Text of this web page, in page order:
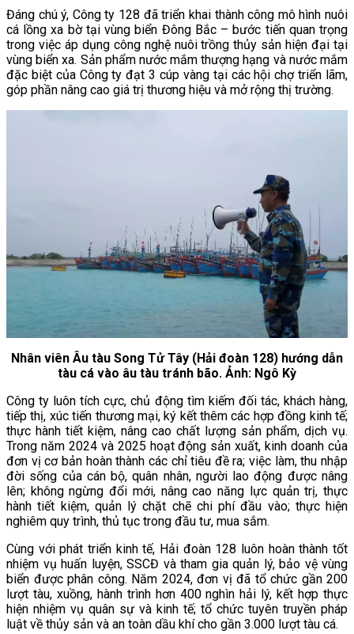
Đáng chú ý, Công ty 128 đã triển khai thành công mô hình nuôi
cá lồng xa bờ tại vùng biển Đông Bắc – bước tiến quan trọng
trong việc áp dụng công nghệ nuôi trồng thủy sản hiện đại tại
vùng biển xa. Sản phẩm nước mắm thượng hạng và nước mắm
đặc biệt của Công ty đạt 3 cúp vàng tại các hội chợ triển lãm,
góp phần nâng cao giá trị thương hiệu và mở rộng thị trường.
Nhân viên Âu tàu Song Tử Tây (Hải đoàn 128) hướng dẫn
tàu cá vào âu tàu tránh bão. Ảnh: Ngô Kỳ
Công ty luôn tích cực, chủ động tìm kiếm đối tác, khách hàng,
tiếp thị, xúc tiến thương mại, ký kết thêm các hợp đồng kinh tế;
thực hành tiết kiệm, nâng cao chất lượng sản phẩm, dịch vụ.
Trong năm 2024 và 2025 hoạt động sản xuất, kinh doanh của
đơn vị cơ bản hoàn thành các chỉ tiêu đề ra; việc làm, thu nhập
đời sống của cán bộ, quân nhân, người lao động được nâng
lên; không ngừng đổi mới, nâng cao năng lực quản trị, thực
hành tiết kiệm, quản lý chặt chẽ chi phí đầu vào; thực hiện
nghiêm quy trình, thủ tục trong đầu tư, mua sắm.
Cùng với phát triển kinh tế, Hải đoàn 128 luôn hoàn thành tốt
nhiệm vụ huấn luyện, SSCĐ và tham gia quản lý, bảo vệ vùng
biển được phân công. Năm 2024, đơn vị đã tổ chức gần 200
lượt tàu, xuồng, hành trình hơn 400 nghìn hải lý, kết hợp thực
hiện nhiệm vụ quân sự và kinh tế; tổ chức tuyên truyền pháp
luật về thủy sản và an toàn dầu khí cho gần 3.000 lượt tàu cá.